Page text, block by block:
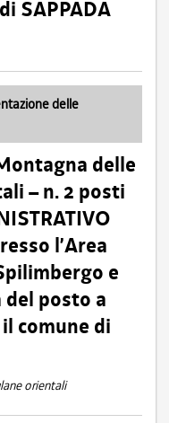
SAPPADA
delle
delle
– n. 2 posti
l’Area
e
del posto a
comune di
orientali